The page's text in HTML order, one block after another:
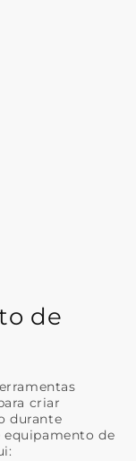
de
criar
durante
equipamento de